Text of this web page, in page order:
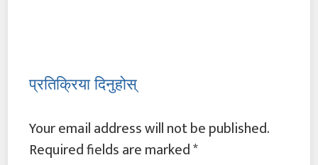
प्रतिक्रिया दिनुहोस्
Your email address will not be published.
Required fields are marked*